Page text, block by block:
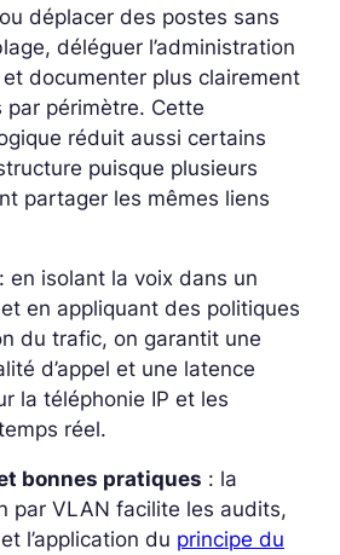
déplacer des postes sans
déléguer l’administration
documenter plus clairement
par périmètre. Cette
réduit aussi certains
puisque plusieurs
partager les mêmes liens
: en isolant la voix dans un
en appliquant des politiques
du trafic, on garantit une
d’appel et une latence
la téléphonie IP et les
réel.
bonnes pratiques : la
par VLAN facilite les audits,
l’application du principe du